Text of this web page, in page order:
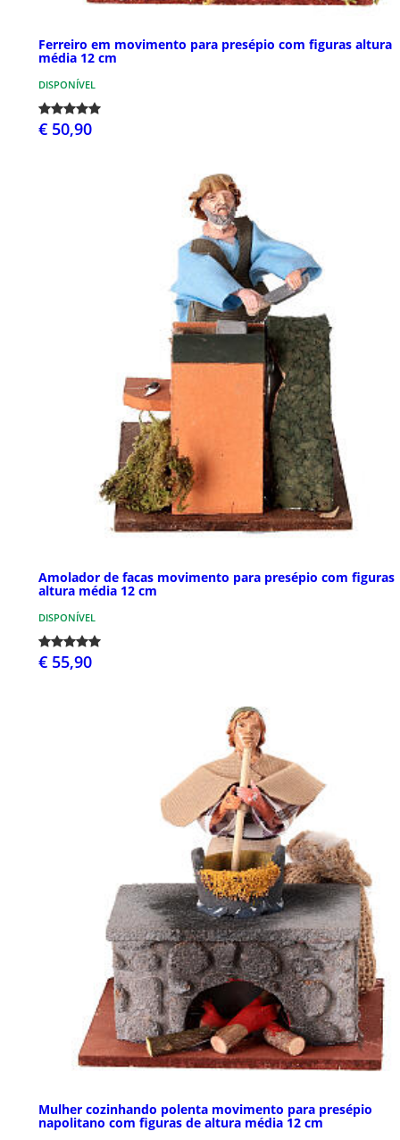
Ferreiro em movimento para presépio com figuras altura
média 12 cm
DISPONÍVEL
€ 50,90
Amolador de facas movimento para presépio com figuras
altura média 12 cm
DISPONÍVEL
€ 55,90
Mulher cozinhando polenta movimento para presépio
napolitano com figuras de altura média 12 cm